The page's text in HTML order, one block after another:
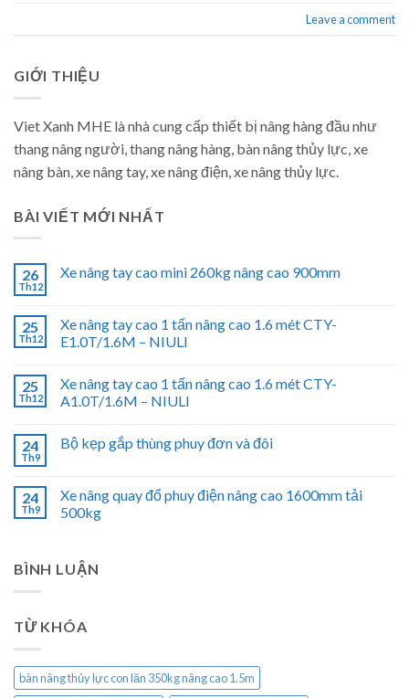
Leave a comment
GIỚI THIỆU
Viet Xanh MHE là nhà cung cấp thiết bị nâng hàng đầu như
thang nâng người, thang nâng hàng, bàn nâng thủy lực, xe
nâng bàn, xe nâng tay, xe nâng điện, xe nâng thủy lực.
BÀI VIẾT MỚI NHẤT
26
Th12
Xe nâng tay cao mini 260kg nâng cao 900mm
25
Th12
Xe nâng tay cao 1 tấn nâng cao 1.6 mét CTY-
E1.0T/1.6M – NIULI
25
Th12
Xe nâng tay cao 1 tấn nâng cao 1.6 mét CTY-
A1.0T/1.6M – NIULI
24
Th9
Bộ kẹp gắp thùng phuy đơn và đôi
24
Th9
Xe nâng quay đổ phuy điện nâng cao 1600mm tải
500kg
BÌNH LUẬN
TỪ KHÓA
bàn nâng thủy lực con lăn 350kg nâng cao 1.5m